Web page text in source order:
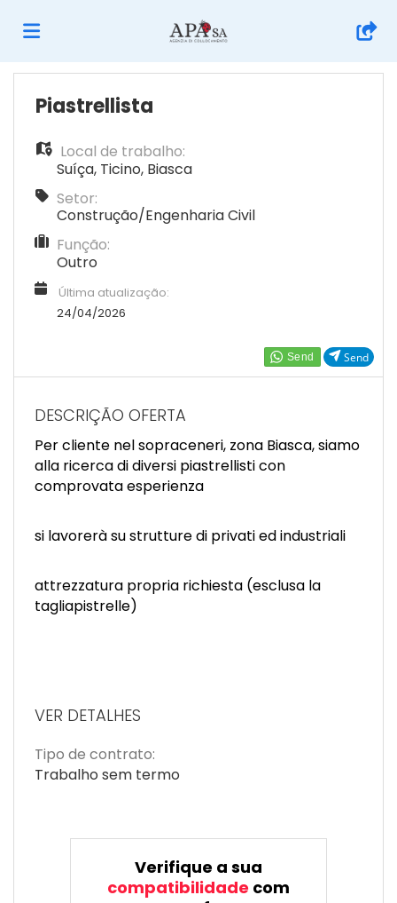
Página
inicial
Ofertas
de
Regista-
FR
DE
PT
Send
Piastrellista
Local de trabalho:
Suíça, Ticino, Biasca
Setor:
Construção/Engenharia Civil
Função:
Outro
Última atualização:
24/04/2026
DESCRIÇÃO OFERTA
Per cliente nel sopraceneri, zona Biasca, siamo
alla ricerca di diversi piastrellisti con
comprovata esperienza
si lavorerà su strutture di privati ed industriali
attrezzatura propria richiesta (esclusa la
tagliapistrelle)
VER DETALHES
Tipo de contrato:
Trabalho sem termo
Verifique a sua
compatibilidade com